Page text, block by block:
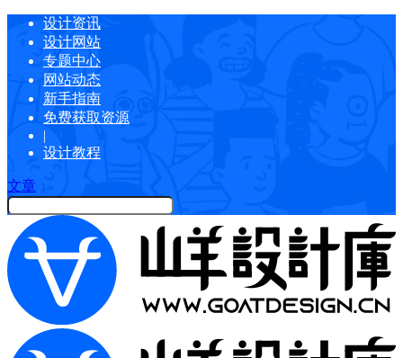
设计资讯
设计网站
专题中心
网站动态
新手指南
免费获取资源
|
设计教程
文章